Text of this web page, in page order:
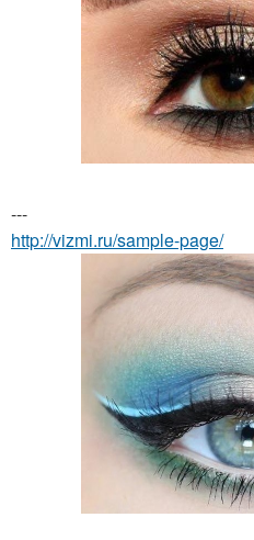
---
http://vizmi.ru/sample-page/